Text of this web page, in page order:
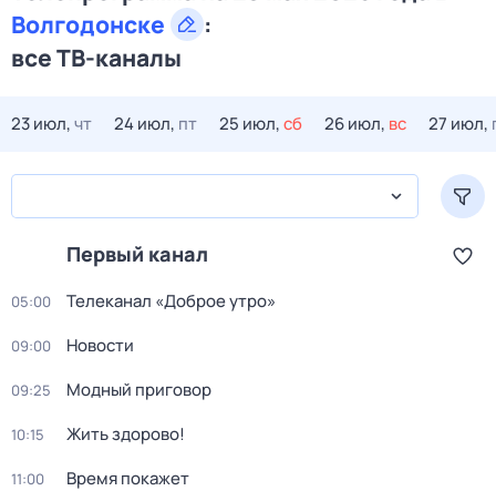
Волгодонске
:
все ТВ-каналы
23 июл,чт 24 июл, пт 25 июл,сб 26 июл, вс 27 июл,
Первый канал
05:00 Телеканал «Доброе утро»
09:00 Новости
09:25 Модный приговор
10:15 Жить здорово!
11:00 Время покажет